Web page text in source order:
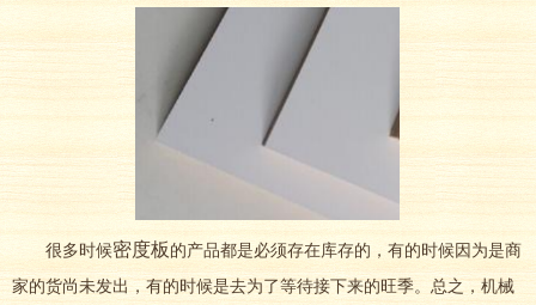
很多时候密度板的产品都是必须存在库存的，有的时候因为是商
家的货尚未发出，有的时候是去为了等待接下来的旺季。总之，机械